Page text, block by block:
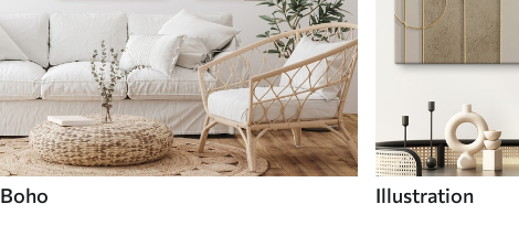
Boho Illustration